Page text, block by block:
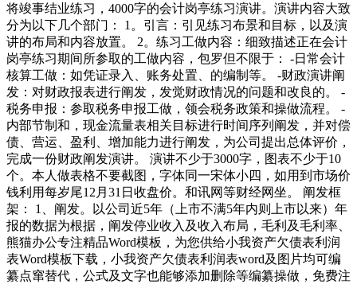
将竣事结业练习，4000字的会计岗亭练习演讲。演讲内容大致
分为以下几个部门： 1。引言：引见练习布景和目标，以及演
讲的布局和内容放置。 2。练习工做内容：细致描述正在会计
岗亭练习期间所参取的工做内容，包罗但不限于： -日常会计
核算工做：如凭证录入、账务处置、的编制等。 -财政演讲阐
发：对财政报表进行阐发，发觉财政情况的问题和改良的。 -
税务申报：参取税务申报工做，领会税务政策和操做流程。 -
内部节制和，现金流量表相关目标进行时间序列阐发，并对偿
债、营运、盈利、增加能力进行阐发，为公司提出总体评价，
完成一份财政阐发演讲。 演讲不少于3000字，图表不少于10
个。本人做表格不要截图，字体同一宋体小四，如用到市场价
钱利用每岁尾12月31日收盘价。和讯网等财经网坐。 阐发框
架： 1、阐发。以公司近5年（上市不满5年内则上市以来）年
报的数据为根据，阐发停业收入及收入布局，毛利及毛利率、
熊猫办公专注精品Word模板，为您供给小我资产欠债表利润
表Word模板下载，小我资产欠债表利润表word及图片均可编
纂点窜替代，公式及文字也能够添加删除等编纂操做，免费注